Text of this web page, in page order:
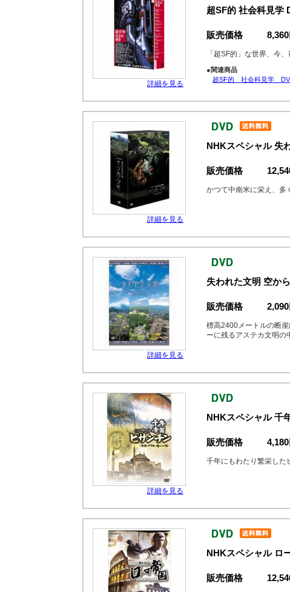
詳細を見る
超SF的 社会科見学
販売価格 8,360
「超SF的」な世界、今
●関連商品
超SF的 社会科見学
詳細を見る
NHKスペシャル 失
販売価格
かつて中南米に栄え、多
詳細を見る
失われた文明 空か
販売価格 2,090
標高2400メートルの断
ーに残るアステカ文明
詳細を見る
NHKスペシャル 千
販売価格 4,180
千年にもわたり繁栄した
NHKスペシャル ロ
販売価格